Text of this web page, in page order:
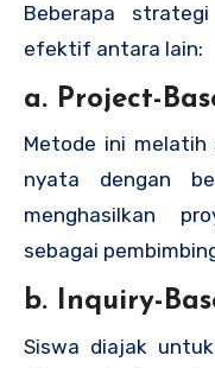
Beberapa
efektif antara lain:
a. Project-
Metode ini melatih
nyata dengan
menghasilkan
sebagai
b. Inquiry-
Siswa diajak